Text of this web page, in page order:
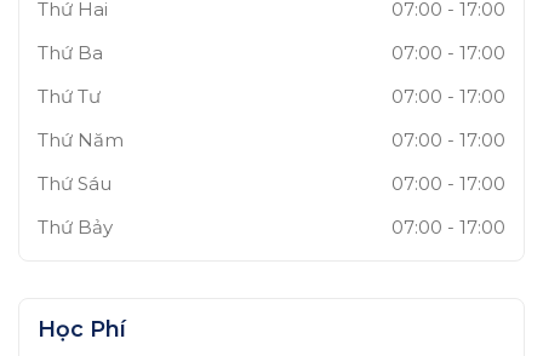
Thứ Hai 07:00 - 17:00
Thứ Ba
07:00 - 17:00
Thứ Tư
07:00 - 17:00
Thứ Năm
07:00 - 17:00
Thứ Sáu
07:00 - 17:00
Thứ Bảy
07:00 - 17:00
Học Phí